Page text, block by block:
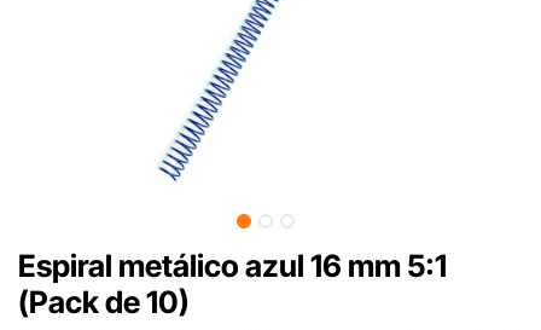
Espiral metálico azul 16 mm 5:1
(Pack de 10)